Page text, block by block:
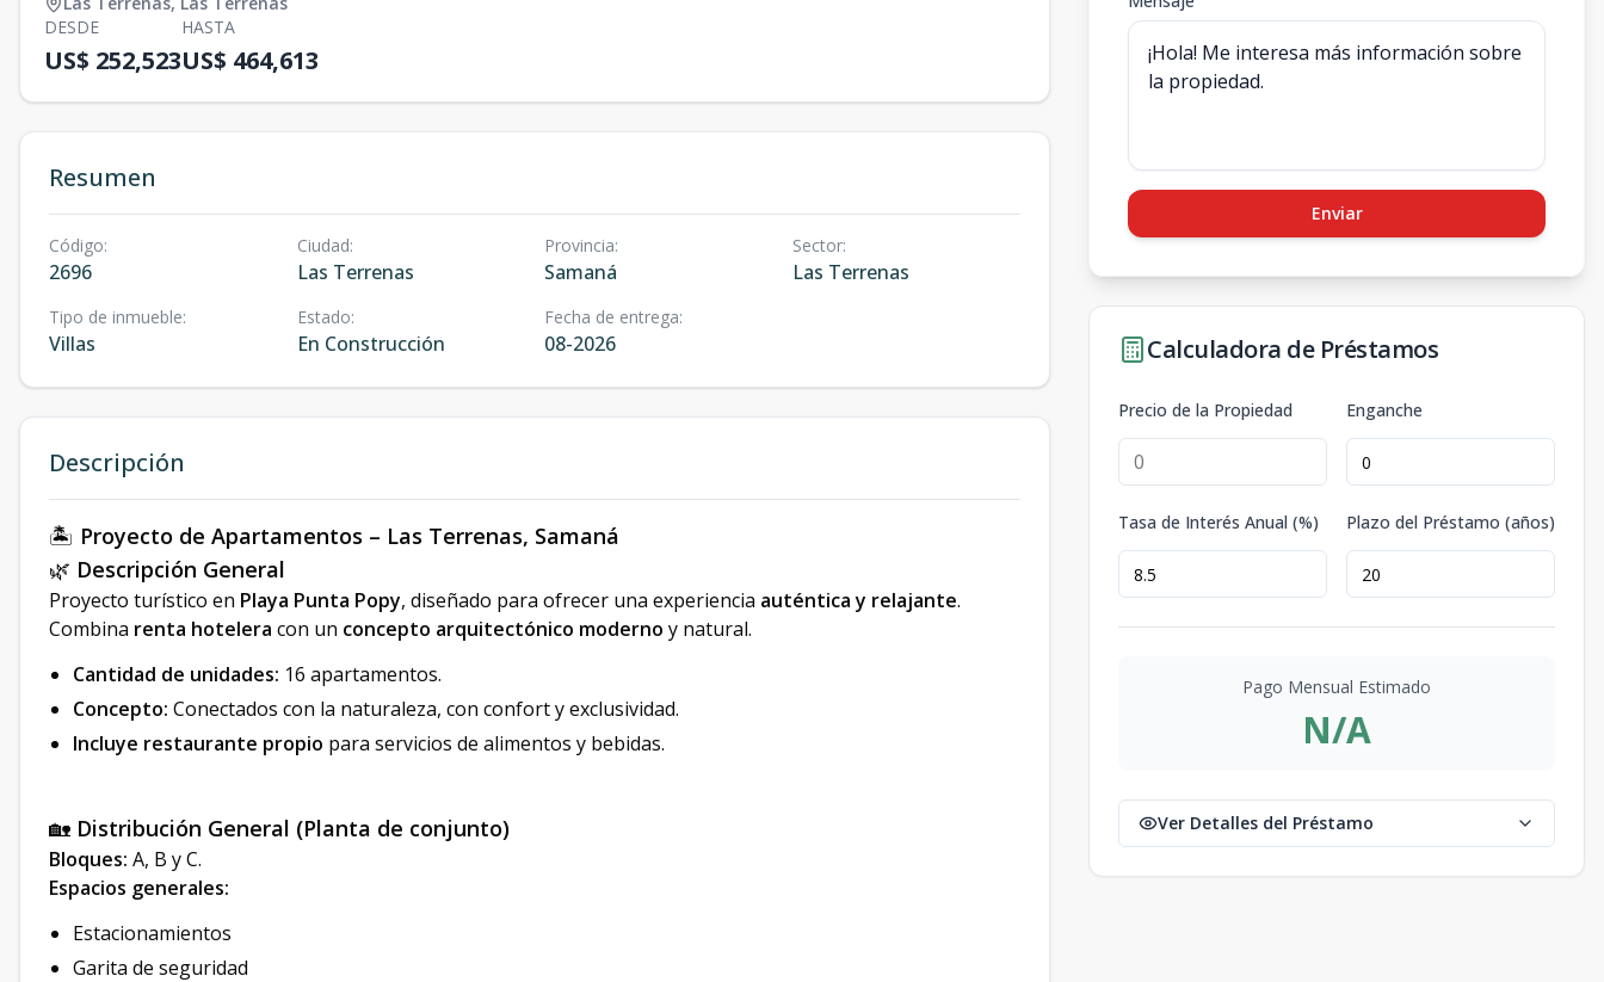
DESDE
US$ 252,523
HASTA
US$ 464,613
Resumen
Código:
2696
Ciudad:
Las Terrenas
Provincia:
Samaná
Sector:
Las Terrenas
Tipo de inmueble:
Villas
Estado:
En Construcción
Fecha de entrega:
08-2026
Descripción
🏝️ Proyecto de Apartamentos – Las Terrenas, Samaná
🌿 Descripción General
Proyecto turístico en Playa Punta Popy, diseñado para ofrecer una experiencia auténtica y relajante.
Combina renta hotelera con un concepto arquitectónico moderno y natural.
Cantidad de unidades: 16 apartamentos.
Concepto: Conectados con la naturaleza, con confort y exclusividad.
Incluye restaurante propio para servicios de alimentos y bebidas.
🏡 Distribución General (Planta de conjunto)
Bloques: A, B y C.
Espacios generales:
Estacionamientos
Garita de seguridad
Enviar
Calculadora de Préstamos
Precio de la Propiedad Enganche
Tasa de Interés Anual (%) Plazo del Préstamo (años)
Pago Mensual Estimado
N/A
Ver Detalles del Préstamo